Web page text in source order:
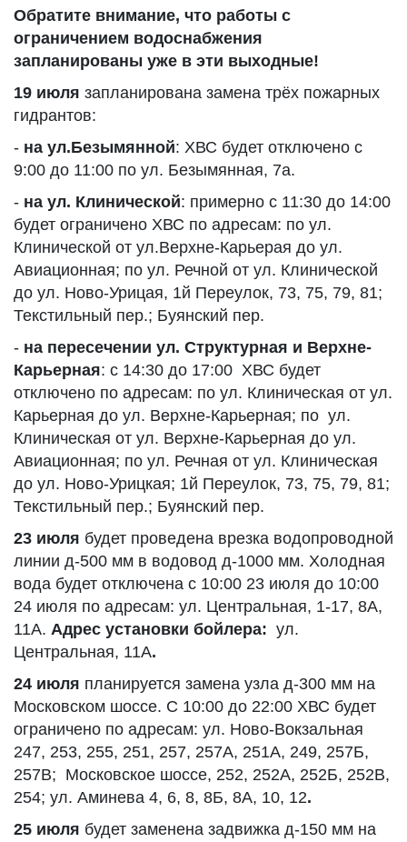
Обратите внимание, что работы с
ограничением водоснабжения
запланированы уже в эти выходные!
19 июля запланирована замена трёх пожарных
гидрантов:
- на ул.Безымянной: ХВС будет отключено с
9:00 до 11:00 по ул. Безымянная, 7а.
- на ул. Клинической: примерно с 11:30 до 14:00
будет ограничено ХВС по адресам: по ул.
Клинической от ул.Верхне-Карьерая до ул.
Авиационная; по ул. Речной от ул. Клинической
до ул. Ново-Урицая, 1й Переулок, 73, 75, 79, 81;
Текстильный пер.; Буянский пер.
- на пересечении ул. Структурная и Верхне-
Карьерная: с 14:30 до 17:00 ХВС будет
отключено по адресам: по ул. Клиническая от ул.
Карьерная до ул. Верхне-Карьерная; по ул.
Клиническая от ул. Верхне-Карьерная до ул.
Авиационная; по ул. Речная от ул. Клиническая
до ул. Ново-Урицкая; 1й Переулок, 73, 75, 79, 81;
Текстильный пер.; Буянский пер.
23 июля будет проведена врезка водопроводной
линии д-500 мм в водовод д-1000 мм. Холодная
вода будет отключена с 10:00 23 июля до 10:00
24 июля по адресам: ул. Центральная, 1-17, 8А,
11А. Адрес установки бойлера: ул.
Центральная, 11А.
24 июля планируется замена узла д-300 мм на
Московском шоссе. С 10:00 до 22:00 ХВС будет
ограничено по адресам: ул. Ново-Вокзальная
247, 253, 255, 251, 257, 257А, 251А, 249, 257Б,
257В; Московское шоссе, 252, 252А, 252Б, 252В,
254; ул. Аминева 4, 6, 8, 8Б, 8А, 10, 12.
25 июля будет заменена задвижка д-150 мм на